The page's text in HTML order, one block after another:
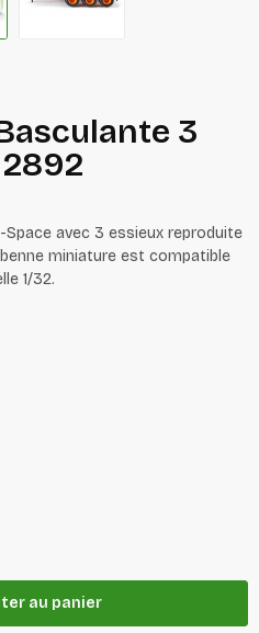
3
Space avec 3 essieux reproduite
miniature est compatible
1/32.
au panier